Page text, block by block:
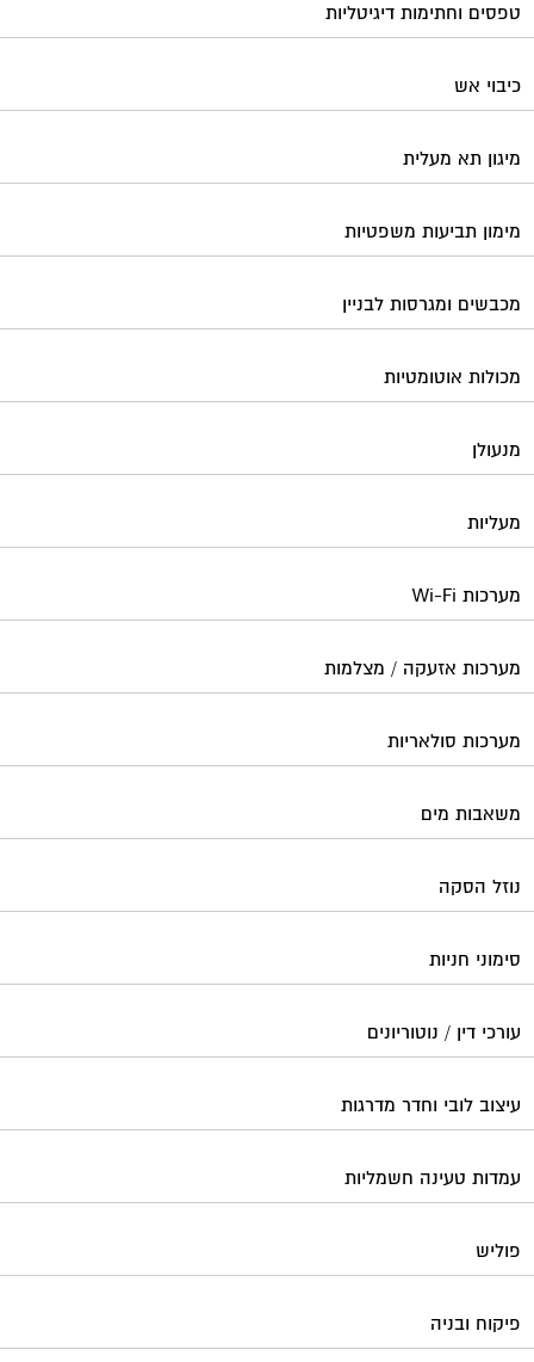
טפסים וחתימות דיגיטליות
כיבוי אש
מיגון תא מעלית
מימון תביעות משפטיות
מכבשים ומגרסות לבניין
מכולות אוטומטיות
מנעולן
מעליות
מערכות Wi-Fi
מערכות אזעקה / מצלמות
מערכות סולאריות
משאבות מים
נוזל הסקה
סימוני חניות
עורכי דין / נוטוריונים
עיצוב לובי וחדר מדרגות
עמדות טעינה חשמליות
פוליש
פיקוח ובניה